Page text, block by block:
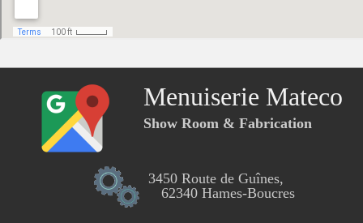
Menuiserie Mateco
Show Room & Fabrication
3450 Route de Guînes,
62340 Hames-Boucres